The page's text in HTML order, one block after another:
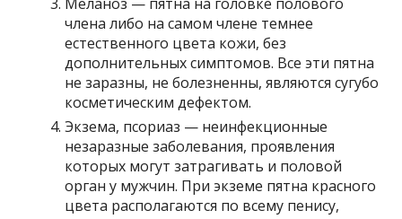
члена либо на самом члене темнее
естественного цвета кожи, без
дополнительных симптомов. Все эти пятна
не заразны, не болезненны, являются сугубо
косметическим дефектом.
Экзема, псориаз — неинфекционные
незаразные заболевания, проявления
которых могут затрагивать и половой
орган у мужчин. При экземе пятна красного
цвета располагаются по всему пенису,